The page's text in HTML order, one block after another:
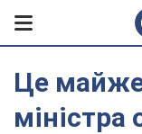
Це майже
міністра